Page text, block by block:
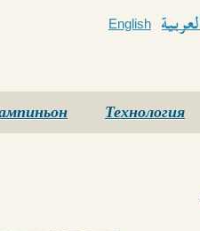
English
Технология